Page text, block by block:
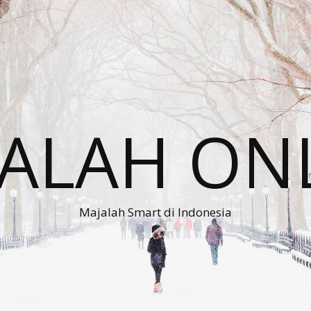
Majalah Smart di Indonesia